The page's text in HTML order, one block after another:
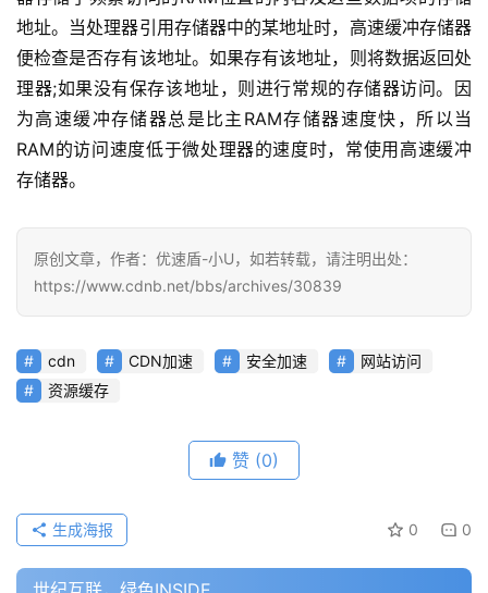
地址。当处理器引用存储器中的某地址时，高速缓冲存储器
便检查是否存有该地址。如果存有该地址，则将数据返回处
理器;如果没有保存该地址，则进行常规的存储器访问。因
为高速缓冲存储器总是比主RAM存储器速度快，所以当
RAM的访问速度低于微处理器的速度时，常使用高速缓冲
存储器。
原创文章，作者：优速盾-小U，如若转载，请注明出处：
https://www.cdnb.net/bbs/archives/30839
cdn CDN加速 安全加速
网站访问
资源缓存
赞 (0)
0 0
生成海报